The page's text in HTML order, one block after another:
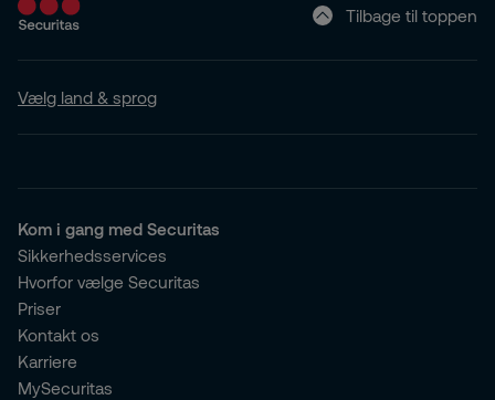
Tilbage til toppen
Vælg land & sprog
Kom i gang med Securitas
Sikkerhedsservices
Hvorfor vælge Securitas
Priser
Kontakt os
Karriere
MySecuritas